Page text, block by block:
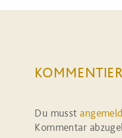
Du musst
Kommentar